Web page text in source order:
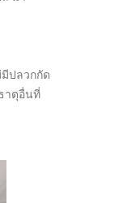
ปลวกกัด
าตุอื่นที่